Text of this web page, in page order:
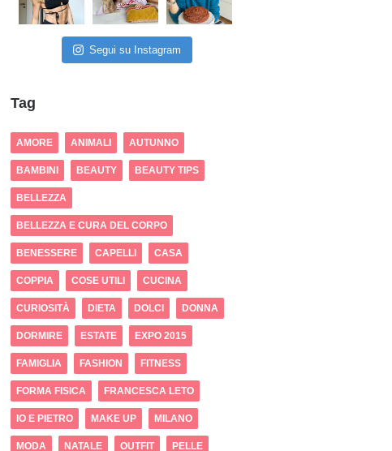
Segui su Instagram
Tag
AMORE ANIMALI AUTUNNO
BAMBINI BEAUTY BEAUTY TIPS
BELLEZZA
BELLEZZA E CURA DEL CORPO
BENESSERE CAPELLI CASA
COPPIA COSE UTILI CUCINA
CURIOSITÀ DIETA DOLCI DONNA
DORMIRE ESTATE EXPO 2015
FAMIGLIA FASHION FITNESS
FORMA FISICA FRANCESCA LETO
IO E PIETRO MAKE UP MILANO
MODA NATALE OUTFIT PELLE